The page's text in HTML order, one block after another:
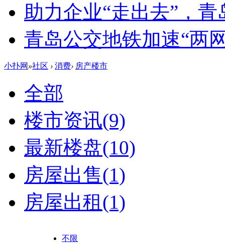
助力企业“走出去”，
青岛公交地铁加速“两
小扑网 »社区 › 消费› 房产楼市
全部
楼市资讯(9)
最新楼盘(10)
房屋出售(1)
房屋出租(1)
不限